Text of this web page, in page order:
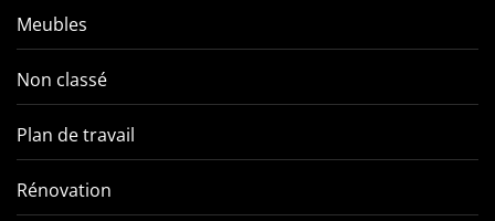
Meubles
Non classé
Plan de travail
Rénovation